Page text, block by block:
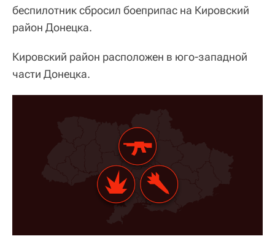
беспилотник сбросил боеприпас на Кировский
район Донецка.
Кировский район расположен в юго-западной
части Донецка.